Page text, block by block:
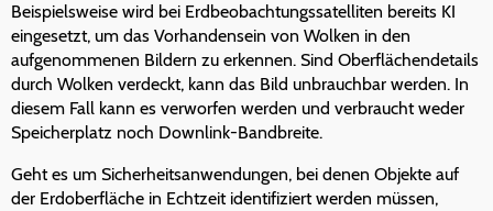
Beispielsweise wird bei Erdbeobachtungssatelliten bereits KI
eingesetzt, um das Vorhandensein von Wolken in den
aufgenommenen Bildern zu erkennen. Sind Oberflächendetails
durch Wolken verdeckt, kann das Bild unbrauchbar werden. In
diesem Fall kann es verworfen werden und verbraucht weder
Speicherplatz noch Downlink-Bandbreite.
Geht es um Sicherheitsanwendungen, bei denen Objekte auf
der Erdoberfläche in Echtzeit identifiziert werden müssen,